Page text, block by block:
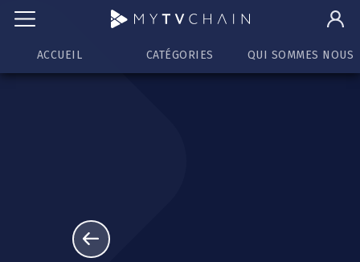
ACCUEIL CATÉGORIES QUI SOMMES NOUS